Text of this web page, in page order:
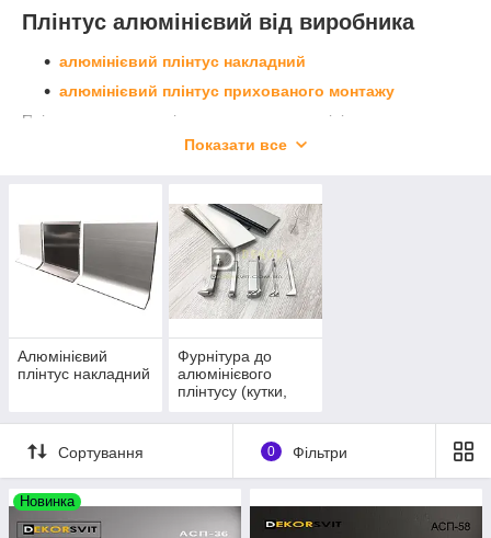
Плінтус алюмінієвий від виробника
алюмінієвий плінтус накладний
алюмінієвий плінтус прихованого монтажу
Плінтуса, виготовлені з анодованого алюмінію, мають ряд
незаперечних переваг по відношенню до ПВХ плінтусів,
простота монтажу. Алюмінієвий плінтус не вимагає
особливого догляду і відмінно підходить до керамічної
плитки, ковроліну, лінолеуму та іншим підлоговим покриттям.
Показати все
Алюмінієвий
плінтус накладний
Фурнітура до
алюмінієвого
плінтусу (кутки,
Сортування 0 Фільтри
Новинка